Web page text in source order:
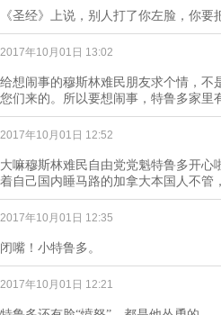
《圣经》上说，别人打了你左脸，你
2017年10月01日 13:02
给想闹事的穆斯林难民朋友求个情，不
您们来的。所以要想闹事，特鲁多家里
2017年10月01日 12:52
大嘛穆斯林难民自由党党魁特鲁多开
着自己国内睡马路的加拿大本国人不管
2017年10月01日 12:35
闭嘴！小特鲁多。
2017年10月01日 12:21